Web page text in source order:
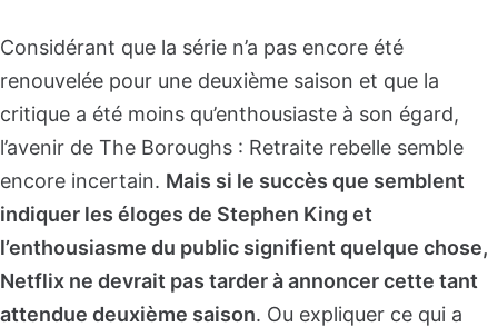
Considérant que la série n’a pas encore été
renouvelée pour une deuxième saison et que la
critique a été moins qu’enthousiaste à son égard,
l’avenir de The Boroughs : Retraite rebelle semble
encore incertain. Mais si le succès que semblent
indiquer les éloges de Stephen King et
l’enthousiasme du public signifient quelque chose,
Netflix ne devrait pas tarder à annoncer cette tant
attendue deuxième saison. Ou expliquer ce qui a